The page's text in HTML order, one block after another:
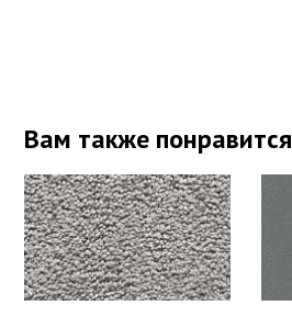
Вам также понравится